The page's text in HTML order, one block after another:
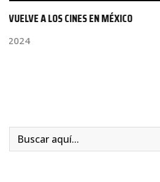
SECUESTRAN A EMPRESARIO EN
20 marzo, 2023